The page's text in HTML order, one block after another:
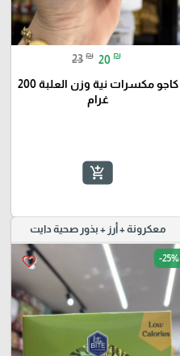
23 ₪ 20 ₪
كاجو مكسرات نية وزن العلبة 200
غرام
add_shopping_cart
معكرونة + أرز + بذور صحية دايت
favorite_border -25%